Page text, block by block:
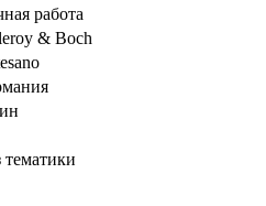
работа
& Boch
тематики